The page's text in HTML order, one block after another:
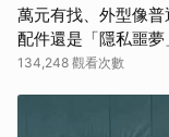
萬元有找、外型像
配件還是「隱私噩夢
134,248 觀看次數